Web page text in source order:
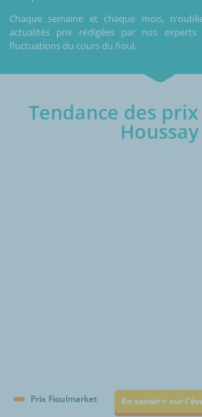
Chaque semaine et chaque mois,
actualités prix rédigées par nos
fluctuations du cours du fioul.
Tendance des
Houssay
Prix Fioulmarket En savoir + sur